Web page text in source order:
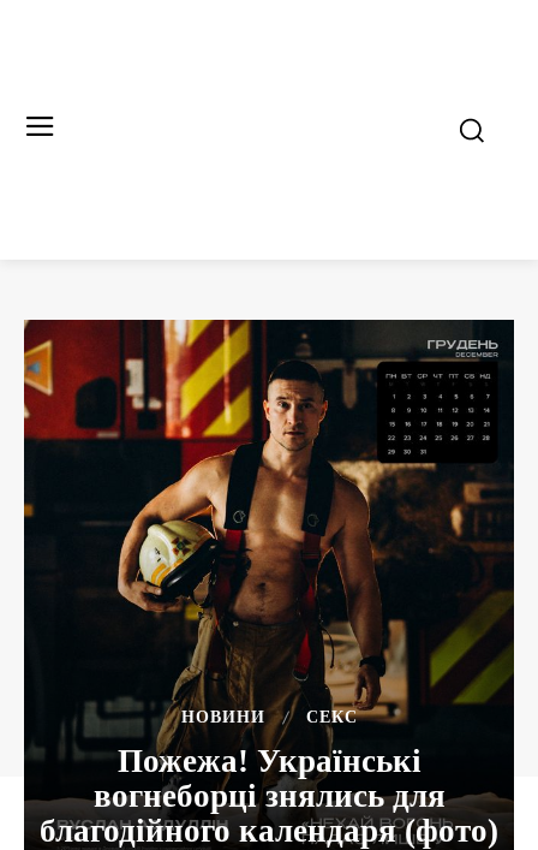
НОВИНИ СЕКС
Пожежа! Українські
вогнеборці знялись для
благодійного календаря (фото)